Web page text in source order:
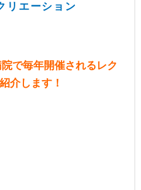
リエーション
で毎年開催されるレク
介します！